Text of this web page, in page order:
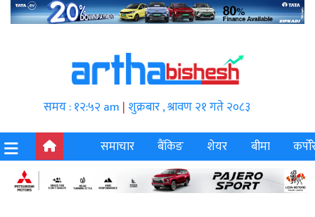
समय : १२:५२ am | शुक्रबार , श्रावण २१ गते २०८३
समाचार
बैंकिङ शेयर बीमा